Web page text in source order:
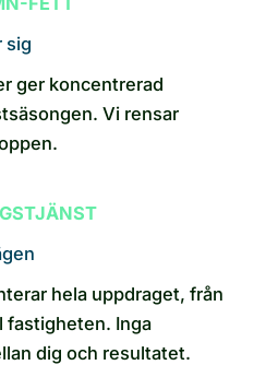
sig
ger koncentrerad
Vi rensar
hela uppdraget, från
fastigheten. Inga
dig och resultatet.